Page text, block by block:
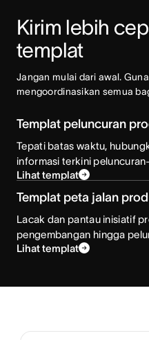
Kirim lebih
templat
Jangan mulai dari awal.
mengoordinasikan semua
Templat peluncuran
Tepati batas waktu,
informasi terkini
Lihat templat
Templat peta jalan
Lacak dan pantau inisiatif
pengembangan hingga
Lihat templat